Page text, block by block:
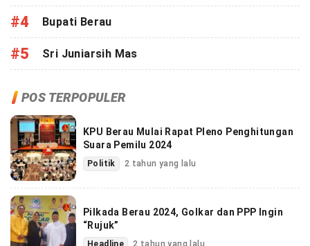
#4 Bupati Berau
#5 Sri Juniarsih Mas
POS TERPOPULER
KPU Berau Mulai Rapat Pleno Penghitungan
Suara Pemilu 2024
Politik 2 tahun yang lalu
Pilkada Berau 2024, Golkar dan PPP Ingin
“Rujuk”
Headline 2 tahun yang lalu